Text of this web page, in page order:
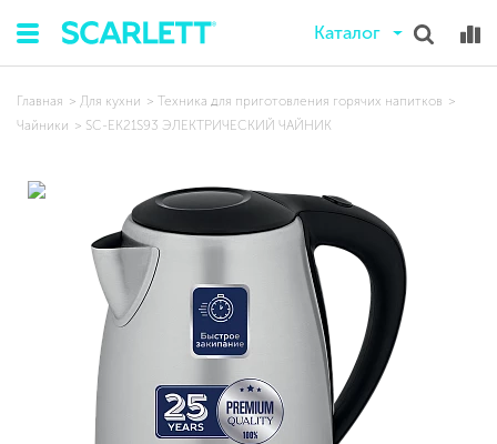
Каталог
Главная Для кухни
Техника для приготовления горячих напитков
Чайники
SC-EK21S93 ЭЛЕКТРИЧЕСКИЙ ЧАЙНИК